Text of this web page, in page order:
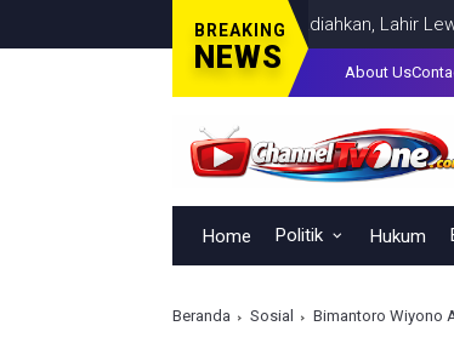
BREAKING
NEWS
Tak Bisa Dihadiahkan, Lahir Lewat
About Us
Home Politik Hukum
Beranda Sosial Bimantoro Wiyono